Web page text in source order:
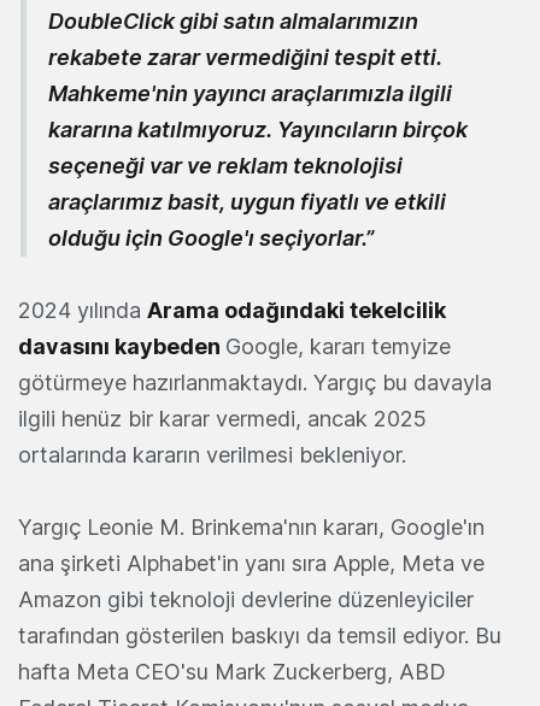
DoubleClick gibi satın almalarımızın
rekabete zarar vermediğini tespit etti.
Mahkeme'nin yayıncı araçlarımızla ilgili
kararına katılmıyoruz. Yayıncıların birçok
seçeneği var ve reklam teknolojisi
araçlarımız basit, uygun fiyatlı ve etkili
olduğu için Google'ı seçiyorlar.”
2024 yılında Arama odağındaki tekelcilik
davasını kaybeden Google, kararı temyize
götürmeye hazırlanmaktaydı. Yargıç bu davayla
ilgili henüz bir karar vermedi, ancak 2025
ortalarında kararın verilmesi bekleniyor.
Yargıç Leonie M. Brinkema'nın kararı, Google'ın
ana şirketi Alphabet'in yanı sıra Apple, Meta ve
Amazon gibi teknoloji devlerine düzenleyiciler
tarafından gösterilen baskıyı da temsil ediyor. Bu
hafta Meta CEO'su Mark Zuckerberg, ABD